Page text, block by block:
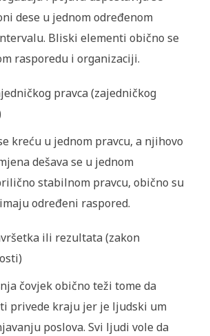
dese u jednom određenom
Bliski elementi obično se
rasporedu i organizaciji.
pravca (zajedničkog
kreću u jednom pravcu, a njihovo
dešava se u jednom
stabilnom pravcu, obično su
određeni raspored.
ili rezultata (zakon
čovjek obično teži tome da
privede kraju jer je ljudski um
poslova. Svi ljudi vole da